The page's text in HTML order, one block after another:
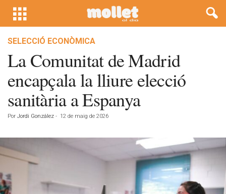
SELECCIÓ ECONÒMICA
La Comunitat de Madrid
encapçala la lliure elecció
sanitària a Espanya
Por Jordi González - 12 de maig de 2026